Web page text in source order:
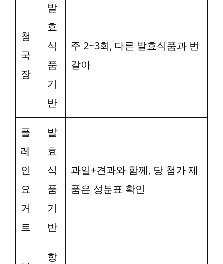
청
국
장
발
효
식
품
기
반
주 2~3회, 다른 발효식품과 번
갈아
플
레
인
요
거
트
발
효
식
품
기
반
과일+견과와 함께, 당 첨가 제
품은 성분표 확인
항